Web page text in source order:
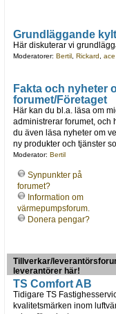
Grundläggande
Här diskuterar vi
Moderatorer: Bertil, Rickard ace
Fakta och nyheter
forumet/Företaget
Här kan du bl.a. läsa om
administrerar forumet, och
du även läsa nyheter om
ny produkter och tjänster
Moderator: Bertil
Synpunkter på
forumet?
Information om
värmepumpsforum.
Donera pengar?
Tillverkar/
leverantörer här!
TS Comfort AB
Tidigare TS
kvalitetsmärken inom